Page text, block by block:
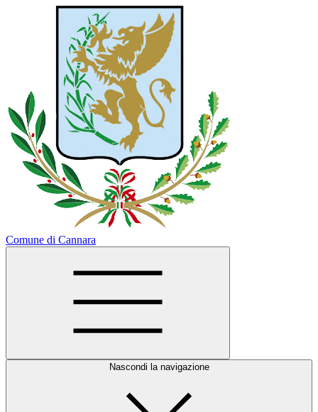
Comune di Cannara
Nascondi la navigazione